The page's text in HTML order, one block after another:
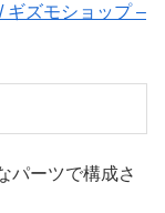
ギズモショップ –
パーツで構成さ